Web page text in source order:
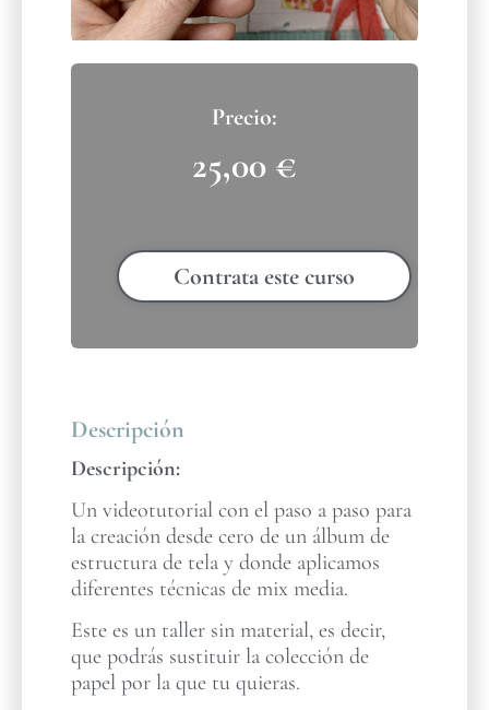
25,00 €
Contrata este curso
Descripción
Descripción:
Un videotutorial con el paso a paso para
la creación desde cero de un álbum de
estructura de tela y donde aplicamos
diferentes técnicas de mix media.
Este es un taller sin material, es decir,
que podrás sustituir la colección de
papel por la que tu quieras.